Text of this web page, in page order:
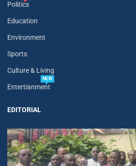
Politics
Education
Environment
Sports
Culture & Living
Entertianment
NEW
EDITORIAL